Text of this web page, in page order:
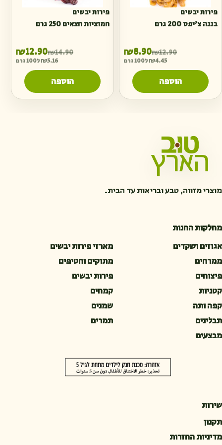
פירות יבשים
בננה צ'יפס 200 גרם
₪12.90 המחיר המקורי היה: ₪12.90.₪8.90 המחיר הנוכחי הוא: ₪8.90.
₪4.45 ל100 גרם
הוספה
פירות יבשים
חמוציות חצאים 250 גרם
₪14.90
₪12.90
₪5.16 ל100 גרם
הוספה
מוצרי מזווה, טבע ובריאות עד הבית.
מחלקות החנות
אגוזים ושקדים
מארזי פירות יבשים
ממרחים
מתוקים וחטיפים
פיצוחים
פירות יבשים
קטניות
קמחים
קפה ותה
שמנים
תבלינים
תמרים
מבצעים
שירות
תקנון
מדיניות החזרות